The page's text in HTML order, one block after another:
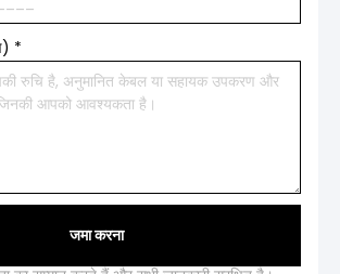
*
जमा करना